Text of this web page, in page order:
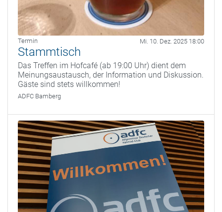
Termin Mi. 10. Dez. 2025 18:00
Stammtisch
Das Treffen im Hofcafé (ab 19:00 Uhr) dient dem
Meinungsaustausch, der Information und Diskussion.
Gäste sind stets willkommen!
ADFC Bamberg